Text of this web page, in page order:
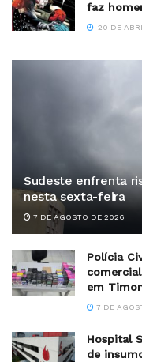
faz
20 DE
Sudeste enfrenta
nesta sexta-feira
7 DE AGOSTO DE 2026
Polícia
em
7 DE
Hospital
de